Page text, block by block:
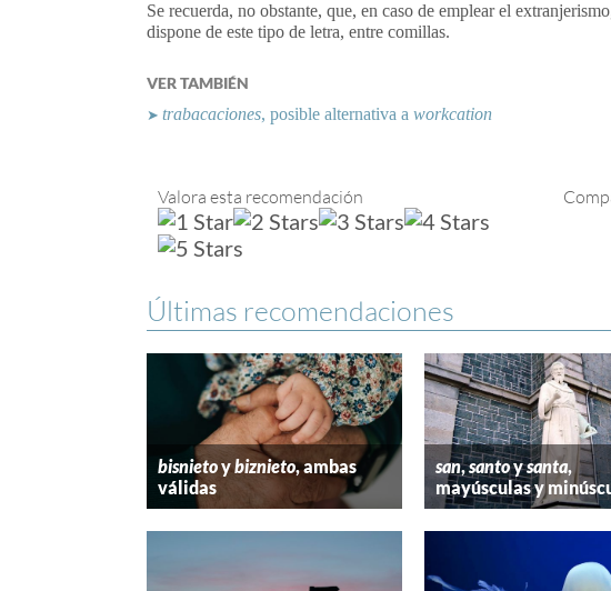
Se recuerda, no obstante, que, en caso de emplear el
dispone de este tipo de letra, entre comillas.
VER TAMBIÉN
➤ trabacaciones, posible alternativa a workcation
Valora esta recomendación
Últimas recomendaciones
bisnietoybiznieto, ambas
válidas
san,santoysanta,
mayúsculas y